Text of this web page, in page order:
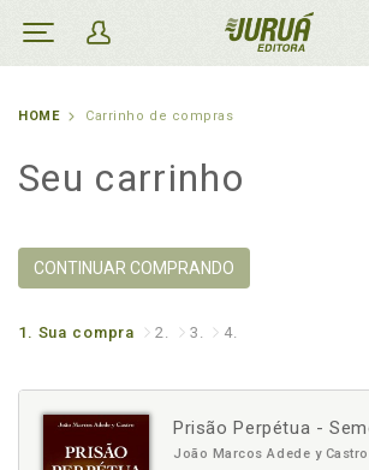
HOME Carrinho de compras
Seu carrinho
CONTINUAR COMPRANDO
1. Sua compra 2. 3. 4.
Prisão Perpétua -
João Marcos Adede y Castro